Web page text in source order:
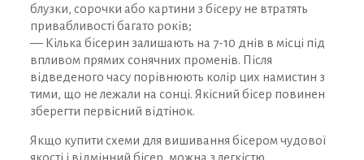
блузки, сорочки або картини з бісеру не втратять
привабливості багато років;
— Кілька бісерин залишають на 7-10 днів в місці під
впливом прямих сонячних променів. Після
відведеного часу порівнюють колір цих намистин з
тими, що не лежали на сонці. Якісний бісер повинен
зберегти первісний відтінок.
Якщо купити схеми для вишивання бісером чудової